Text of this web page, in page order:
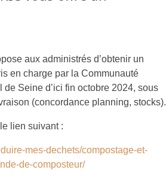
aux administrés d’obtenir un
en charge par la Communauté
de Seine d’ici fin octobre 2024, sous
(concordance planning, stocks).
lien suivant :
mes-dechets/compostage-et-
de-composteur/